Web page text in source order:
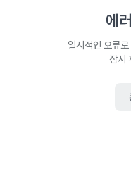
에
일시적인 오류
잠시